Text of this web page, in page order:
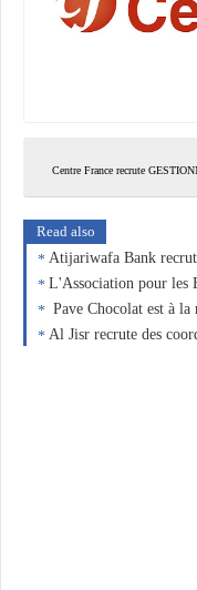
Centre France recrute
Read also
Atijariwafa Bank
L'Association pour les
Pave Chocolat est à la
Al Jisr recrute des